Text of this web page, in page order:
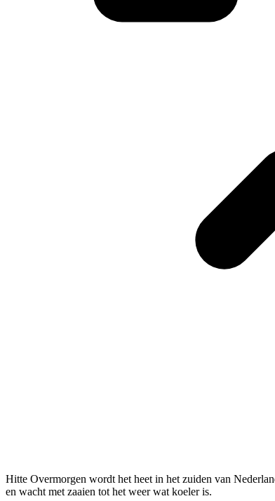
Hitte Overmorgen wordt het heet in het zuiden van
en wacht met zaaien tot het weer wat koeler is.